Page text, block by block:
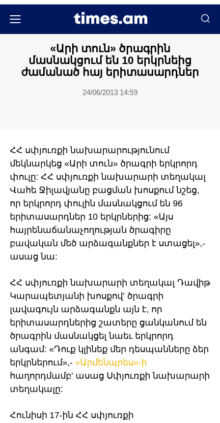
«Արի տուն» ծրագրին
մասնակցում են 10 երկրնեից
ժամանած հայ երիտասարդներ
24/06/2013 14:59
ՀՀ սփյուռքի նախարարությունում
մեկնարկեց «Արի տուն» ծրագրի երկրորդ
փուլը: ՀՀ սփյուռքի նախարարի տեղակալ
Վահե Ջիլավյանը բացման խոսքում նշեց,
որ երկրորդ փուլին մասնակցում են 96
երիտասարդներ 10 երկրներից: «Այս
հայրենաճանաչողության ծրագիրը
բավական մեծ արձագանքներ է ստացել»,-
ասաց նա:
ՀՀ սփյուռքի նախարարի տեղակալ Դավիթ
Կարապետյանի խոսքով’ ծրագրի
լավագույն արձագանքն այն է, որ
երիտասարդներից շատերը ցանկանում են
ծրագրին մասնակցել նաեւ երկրորդ
անգամ: «Դուք կլինեք մեր դեսպանները ձեր
երկրներում»,- «Արմենպրես»-ի
հաղորդմամբ’ ասաց Սփյուռքի նախարարի
տեղակալը:
Հունիսի 17-ին ՀՀ սփյուռքի